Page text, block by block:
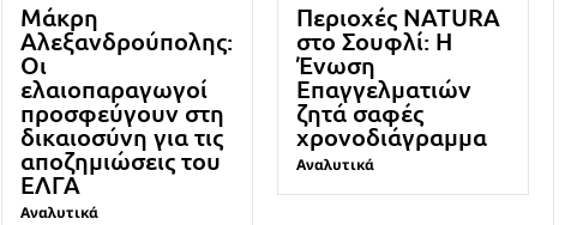
Μάκρη
Αλεξανδρούπολης:
Οι
ελαιοπαραγωγοί
προσφεύγουν στη
δικαιοσύνη για τις
αποζημιώσεις του
ΕΛΓΑ
Αναλυτικά
Περιοχές NATURA
στο Σουφλί: Η
Ένωση
Επαγγελματιών
ζητά σαφές
χρονοδιάγραμμα
Αναλυτικά